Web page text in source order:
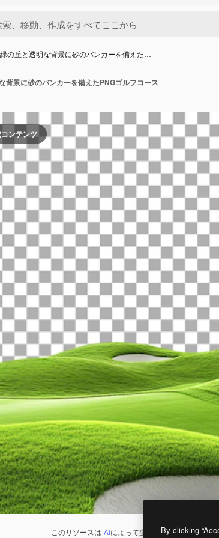
緑の丘と透明な背景に砂のバンカーを備えた…
ンテンツ
このリソースは AIによって生成されたものです。
背景に砂のバンカーを備えたPNGゴルフコース
By clicking